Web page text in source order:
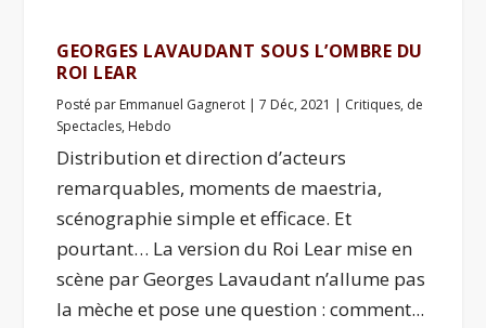
GEORGES LAVAUDANT SOUS L’OMBRE DU
ROI LEAR
Posté par Emmanuel Gagnerot |7 Déc, 2021 | Critiques, de
Spectacles, Hebdo
Distribution et direction d’acteurs
remarquables, moments de maestria,
scénographie simple et efficace. Et
pourtant… La version du Roi Lear mise en
scène par Georges Lavaudant n’allume pas
la mèche et pose une question : comment...